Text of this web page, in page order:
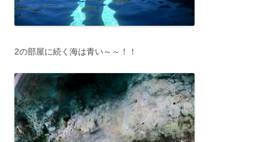
2の部屋に続く海は青い～～！！